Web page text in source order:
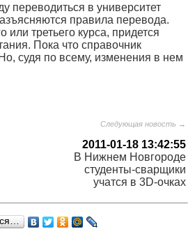
переводиться в университет
правила перевода.
или третьего курса, придется
Пока что справочник
судя по всему, изменения в нем
Следующая новость →
2011-01-18 13:42:55
В Нижнем Новгороде
студенты-сварщики
учатся в 3D-очках